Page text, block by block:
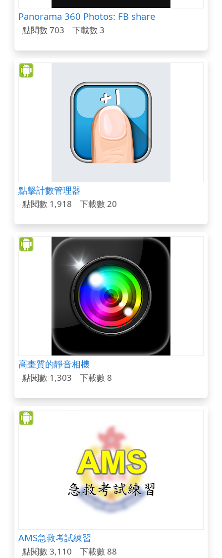
Panorama 360 Photos: FB share
點閱數 703 下載數 3
點擊計數管理器
點閱數 1,918 下載數 20
高畫質的靜音相機
點閱數 1,303 下載數 8
AMS急救考試練習
點閱數 3,110 下載數 88